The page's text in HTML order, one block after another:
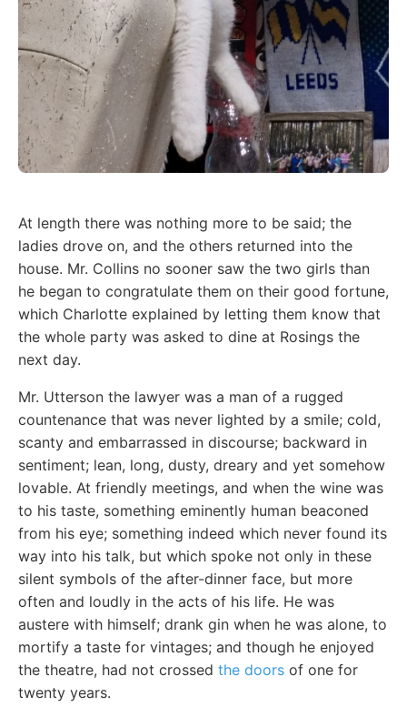
At length there was nothing more to be said; the
ladies drove on, and the others returned into the
house. Mr. Collins no sooner saw the two girls than
he began to congratulate them on their good fortune,
which Charlotte explained by letting them know that
the whole party was asked to dine at Rosings the
next day.
Mr. Utterson the lawyer was a man of a rugged
countenance that was never lighted by a smile; cold,
scanty and embarrassed in discourse; backward in
sentiment; lean, long, dusty, dreary and yet somehow
lovable. At friendly meetings, and when the wine was
to his taste, something eminently human beaconed
from his eye; something indeed which never found its
way into his talk, but which spoke not only in these
silent symbols of the after-dinner face, but more
often and loudly in the acts of his life. He was
austere with himself; drank gin when he was alone, to
mortify a taste for vintages; and though he enjoyed
the theatre, had not crossed the doors of one for
twenty years.